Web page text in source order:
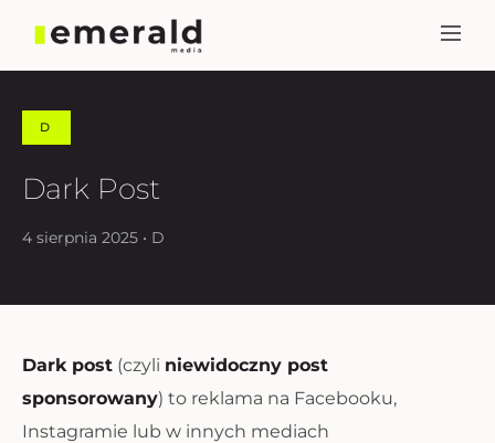
D
Dark Post
4 sierpnia 2025 • D
Dark post (czyli niewidoczny post
sponsorowany) to reklama na Facebooku,
Instagramie lub w innych mediach